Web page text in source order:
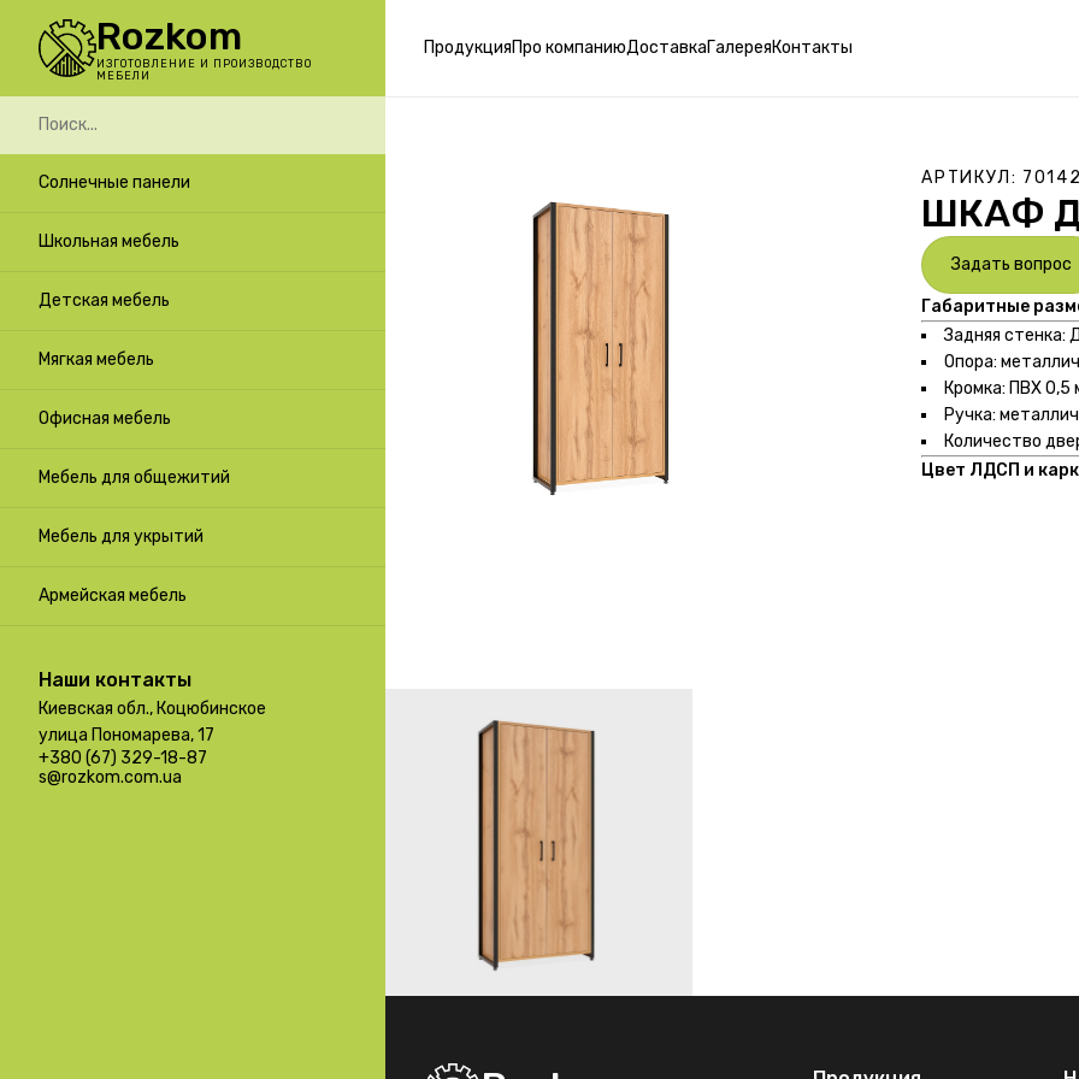
ПродукцияПро компаниюДоставкаГалереяКонтакты
Rozkom
ИЗГОТОВЛЕНИЕ И ПРОИЗВОДСТВО
МЕБЕЛИ
Солнечные панели
Школьная мебель
Детская мебель
Мягкая мебель
Офисная мебель
Мебель для общежитий
Мебель для укрытий
Армейская мебель
Наши контакты
Киевская обл., Коцюбинское
улица Пономарева, 17
+380 (67) 329-18-87
s@rozkom.com.ua
АРТИКУЛ: 70142
ШКАФ
Задать вопрос
Габаритные
Задняя стенка:
Опора:
Кромка: ПВХ 0,5
Ручка:
Количество
Цвет ЛДСП и